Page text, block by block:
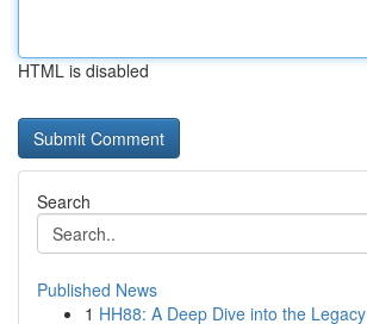
HTML is disabled
Search
Published News
1 HH88: A Deep Dive into the Legacy